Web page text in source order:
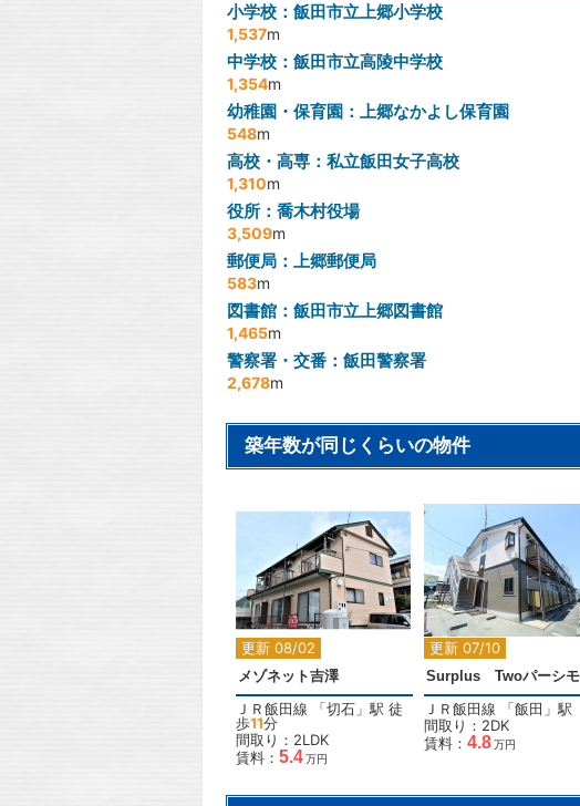
小学校：飯田市立上郷小学校
1,537m
中学校：飯田市立高陵中学校
1,354m
幼稚園・保育園：上郷なかよし保育園
548m
高校・高専：私立飯田女子高校
1,310m
役所：喬木村役場
3,509m
郵便局：上郷郵便局
583m
図書館：飯田市立上郷図書館
1,465m
警察署・交番：飯田警察署
2,678m
築年数が同じくらいの物件
更新 08/02
2
メゾネット吉澤
ＪＲ飯田線 「切石 」駅 徒
歩11分
間取り：2LDK
賃料： 5.4万円
更新 07/10
2
Surplus Twoパーシ
ＪＲ飯田線 「飯田 」駅
間取り：2DK
賃料： 4.8万円